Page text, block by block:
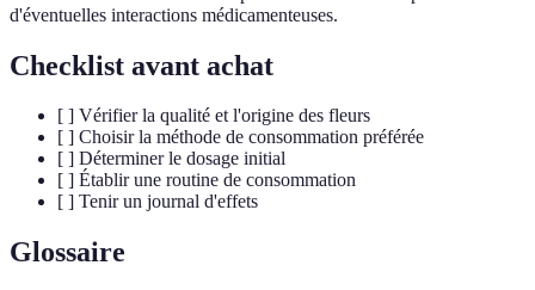
d'éventuelles interactions médicamenteuses.
Checklist avant achat
[ ] Vérifier la qualité et l'origine des fleurs
[ ] Choisir la méthode de consommation préférée
[ ] Déterminer le dosage initial
[ ] Établir une routine de consommation
[ ] Tenir un journal d'effets
Glossaire